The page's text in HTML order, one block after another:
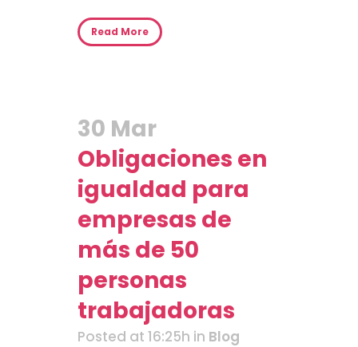
Read More
30 Mar
Obligaciones en
igualdad para
empresas de
más de 50
personas
trabajadoras
Posted at 16:25h in Blog